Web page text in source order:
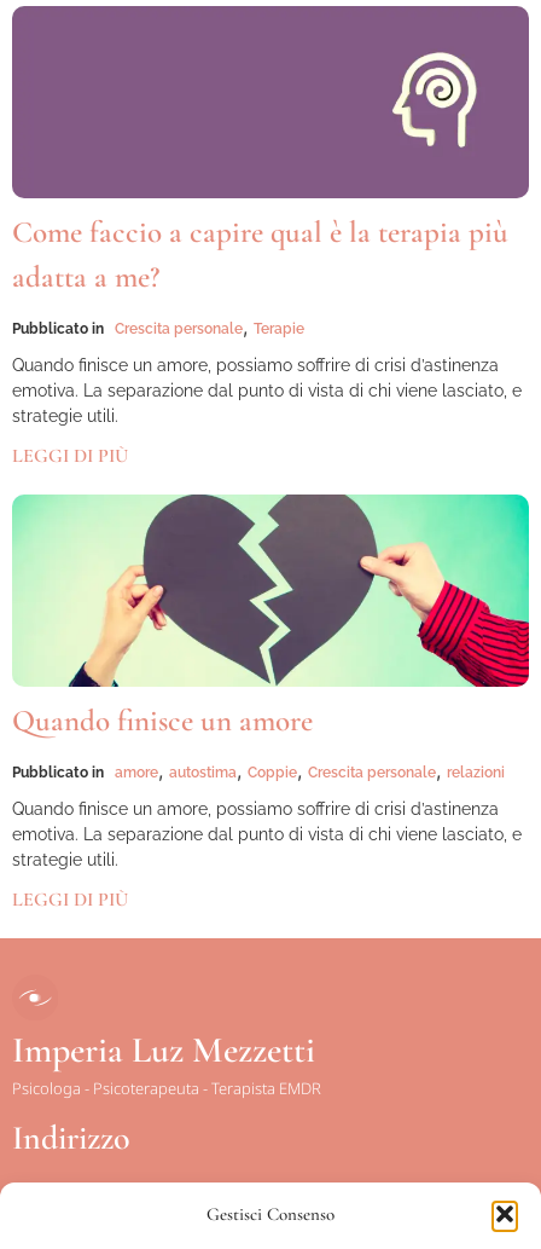
Gestisci Consenso
Come faccio a capire qual è la terapia più
adatta a me?
Pubblicato in Crescita personale, Terapie
Quando finisce un amore, possiamo soffrire di crisi d’astinenza
emotiva. La separazione dal punto di vista di chi viene lasciato, e
strategie utili.
LEGGI DI PIÙ
Quando finisce un amore
Pubblicato in amore, autostima, Coppie, Crescita personale, relazioni
Quando finisce un amore, possiamo soffrire di crisi d’astinenza
emotiva. La separazione dal punto di vista di chi viene lasciato, e
strategie utili.
LEGGI DI PIÙ
Imperia Luz Mezzetti
Psicologa - Psicoterapeuta - Terapista EMDR
Indirizzo